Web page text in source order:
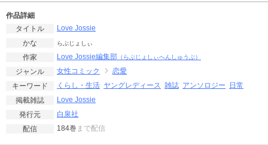
作品詳細
タイトル
Love Jossie
かな
らぶじょしぃ
作家 Love Jossie編集部 （らぶじょしぃへんしゅうぶ）
ジャンル 女性コミック
恋愛
キーワード
くらし・生活 ヤングレディース 雑誌 アンソロジー
日常
掲載雑誌
Love Jossie
発行元
白泉社
配信
184巻 まで配信